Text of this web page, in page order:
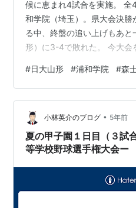
候に恵まれ4試合を実施。 全
和学院（埼玉）。県大会決
る中、終盤の追い上げもあ
形）に3-4で敗れた。 今大会
1点を追う9回。2本の安打と
番・吉田瑞樹捕手（3年）と
形の2番手・滝口琉偉投手が
り、遊ゴロに倒れ試合終了の
た。 1991年に27歳の若さで
優勝など、これまで…
#日大山形 #浦和学院 #森
小林英介のブログ • 5年前
夏の甲子園１日目（３試
等学校野球選手権大会ー